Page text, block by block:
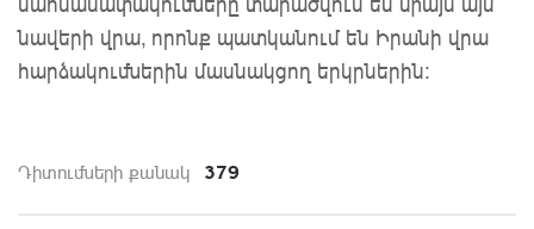
նավերի վրա, որոնք պատկանում են Իրանի վրա
հարձակումներին մասնակցող երկրներին:
Դիտումների քանակ 379